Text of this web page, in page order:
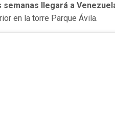
llegará a
en la torre Parque Ávila.